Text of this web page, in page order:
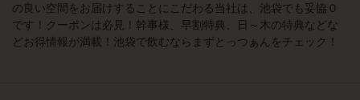
の良い空間をお届けすることにこだわる当社は、池袋でも妥協０
です！クーポンは必見！幹事様、早割特典、日～木の特典などな
どお得情報が満載！池袋で飲むならまずとっつぁんをチェック！